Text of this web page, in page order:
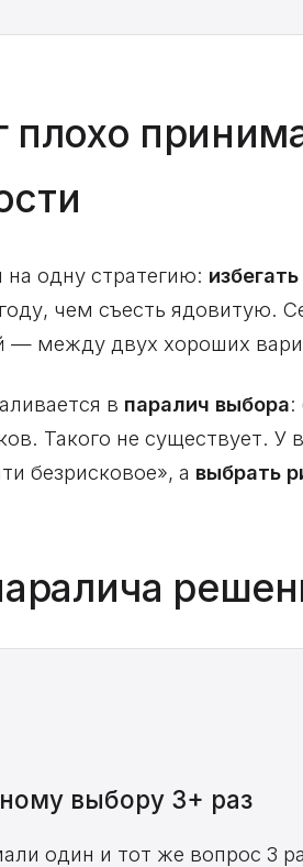
плохо
одну стратегию:
чем съесть ядовитую.
между двух хороших
в паралич выбора:
Такого не существует.
безрисковое», а выбрать
выбору 3+ раз
один и тот же вопрос 3